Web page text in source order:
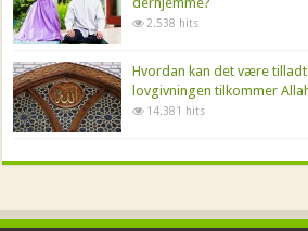
2.538 hits
Hvordan kan det være
lovgivningen tilkommer
14.381 hits